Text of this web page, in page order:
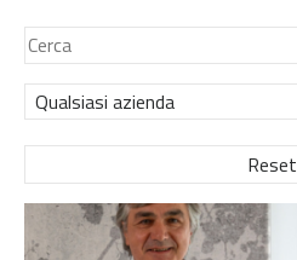
Qualsiasi azienda
Reset